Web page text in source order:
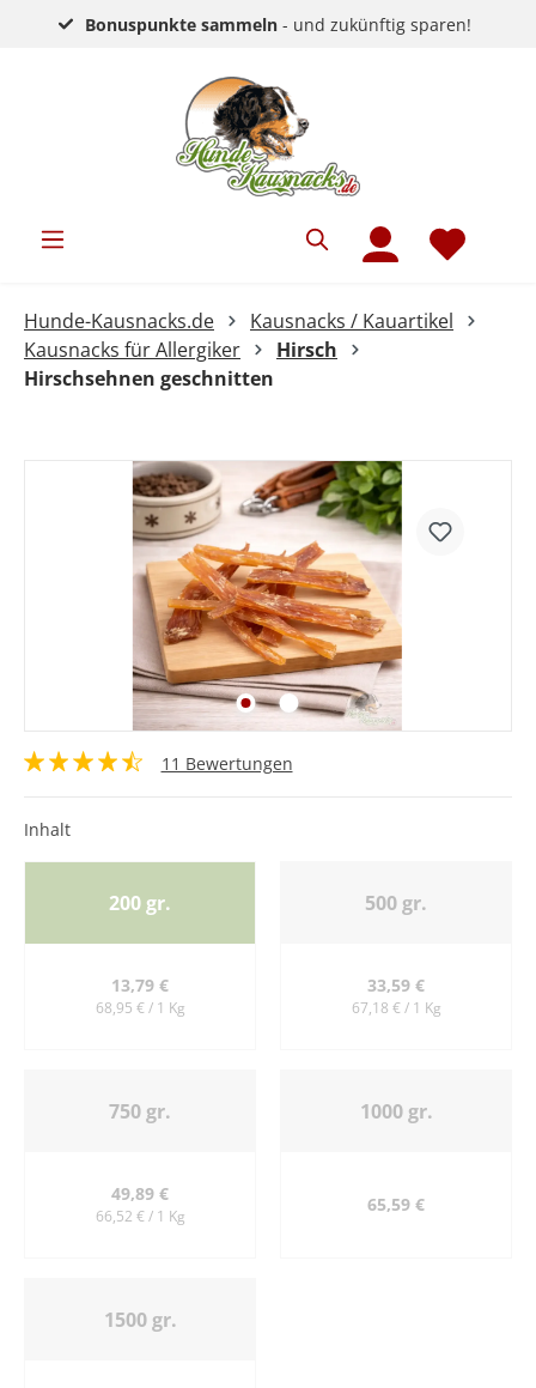
Bonuspunkte sammeln - und zukünftig sparen!
Hunde-Kausnacks.de
Kausnacks / Kauartikel
Kausnacks für Allergiker
Hirsch
Hirschsehnen geschnitten
11 Bewertungen
Inhalt
200 gr.
13,79 €
68,95 € / 1 Kg
500 gr.
33,59 €
67,18 € / 1 Kg
750 gr.
49,89 €
66,52 € / 1 Kg
1000 gr.
65,59 €
1500 gr.